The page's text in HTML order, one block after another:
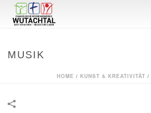
MUSIK
HOME / KUNST & KREATIVITÄT /